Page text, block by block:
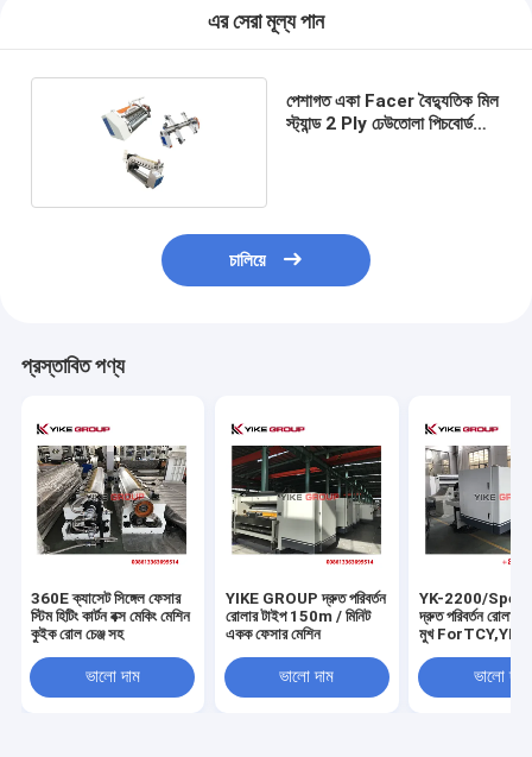
এর সেরা মূল্য পান
পেশাগত একা Facer বৈদ্যুতিক মিল
স্ট্যান্ড 2 Ply ঢেউতোলা পিচবোর্ড
চালিয়ে
প্রস্তাবিত পণ্য
360E ক্যাসেট সিঙ্গেল ফেসার
স্টিম হিটিং কার্টন বক্স মেকিং মেশিন
কুইক রোল চেঞ্জ সহ
ভালো দাম
YIKE GROUP দ্রুত পরিবর্তন
রোলার টাইপ 150m / মিনিট
একক ফেসার মেশিন
ভালো দাম
YK-2200/
দ্রুত পরিবর্তন রোলার
মুখ ForTCY,YIKE
corrugated
উত্পাদন লাইন
ভালো দাম